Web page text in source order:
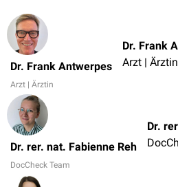
Dr. Frank Antwerpes
Arzt | Ärztin
Dr. Frank
Arzt | Ärztin
Dr. rer. nat. Fabienne Reh
DocCheck Team